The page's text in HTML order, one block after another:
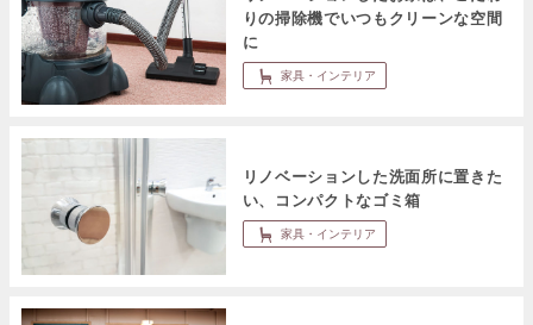
りの掃除機でいつもクリーンな空間
に
家具・インテリア
リノベーションした洗面所に置きた
い、コンパクトなゴミ箱
家具・インテリア